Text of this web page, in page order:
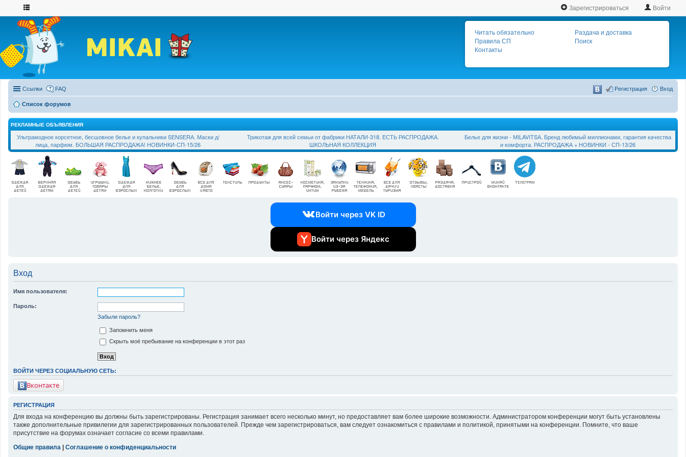
Зарегистрироваться Войти
Читать обязательно
Правила СП
Контакты
Раздача и доставка
Поиск
Ссылки FAQ Вход
Регистрация
Список форумов
РЕКЛАМНЫЕ ОБЪЯВЛЕНИЯ
Ультрамодное корсетное, бесшовное белье и купальники SЕNSЕRА. Маски д/
лица, парфюм. БОЛЬШАЯ РАСПРОДАЖА! НОВИНКИ-СП-15/26
Трикотаж для всей семьи от фабрики НАТАЛИ-318. ЕСТЬ РАСПРОДАЖА.
ШКОЛЬНАЯ КОЛЛЕКЦИЯ
Белье для жизни - МILAVIТSА. Бренд любимый миллионами, гарантия качества
и комфорта. РАСПРОДАЖА + НОВИНКИ - СП-13/26
Войти через VK ID
Войти через Яндекс
Вход
Имя пользователя:
Пароль:
Забыли пароль?
Запомнить меня
Скрыть моё пребывание на конференции в этот раз
ВОЙТИ ЧЕРЕЗ СОЦИАЛЬНУЮ СЕТЬ:
Вконтакте
РЕГИСТРАЦИЯ
Для входа на конференцию вы должны быть зарегистрированы. Регистрация занимает всего несколько минут, но предоставляет вам более широкие возможности. Администратором конференции могут быть установлены
также дополнительные привилегии для зарегистрированных пользователей. Прежде чем зарегистрироваться, вам следует ознакомиться с правилами и политикой, принятыми на конференции. Помните, что ваше
присутствие на форумах означает согласие со всеми правилами.
Общие правила
Соглашение о конфиденциальности